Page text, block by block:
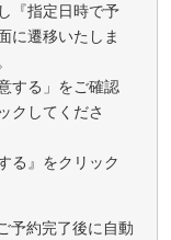
『指定日時で予
に遷移いたしま
する」をご確認
クしてくださ
る』をクリック
予約完了後に自動